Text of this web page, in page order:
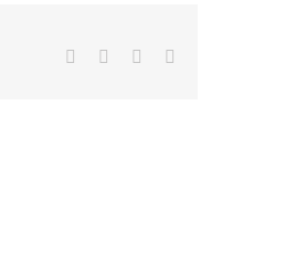
Facebook